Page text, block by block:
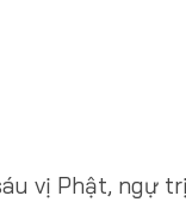
vị Phật, ngự